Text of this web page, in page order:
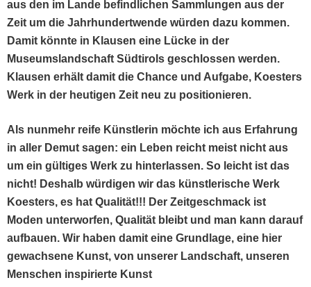
aus den im Lande befind­lichen Samm­lun­gen aus der
Zeit um die Jahrhun­der­twende wür­den dazu kom­men.
Damit kön­nte in Klausen eine Lücke in der
Muse­um­s­land­schaft Südtirols geschlossen wer­den.
Klausen erhält damit die Chance und Auf­gabe, Koesters
Werk in der heuti­gen Zeit neu zu positionieren.
Als nun­mehr reife Kün­st­lerin möchte ich aus Erfahrung
in aller Demut sagen: ein Leben reicht meist nicht aus
um ein gültiges Werk zu hin­ter­lassen. So leicht ist das
nicht! Deshalb würdi­gen wir das kün­st­lerische Werk
Koesters, es hat Qual­ität!!! Der Zeit­geschmack ist
Mod­en unter­wor­fen, Qual­ität bleibt und man kann darauf
auf­bauen. Wir haben damit eine Grund­lage, eine hier
gewach­sene Kun­st, von unser­er Land­schaft, unseren
Men­schen inspiri­erte Kunst